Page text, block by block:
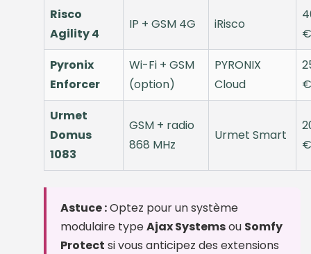
Risco
Agility 4
IP + GSM 4G iRisco
€
Pyronix
Enforcer
Wi-Fi + GSM
(option)
PYRONIX
Cloud
€
Urmet
Domus
1083
GSM + radio
868 MHz
Urmet Smart
€
Astuce :Optez pour un système
modulaire typeAjax Systemsou Somfy
Protect si vous anticipez des extensions